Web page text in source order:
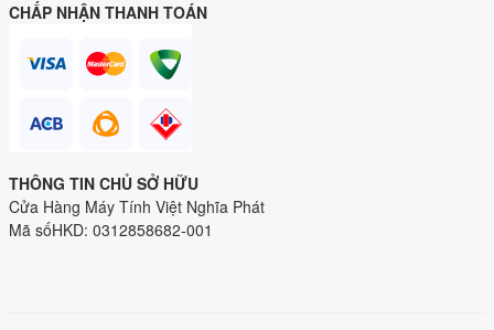
CHẤP NHẬN THANH TOÁN
THÔNG TIN CHỦ SỞ HỮU
Cửa Hàng Máy Tính Việt Nghĩa Phát
Mã sốHKD: 0312858682-001